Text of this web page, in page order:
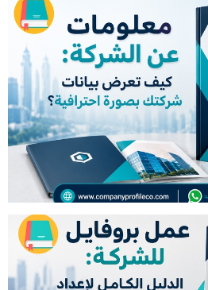
الشركة: كيف تعرض
بصورة احترافية؟